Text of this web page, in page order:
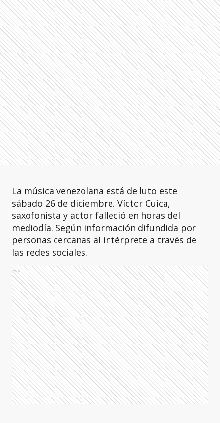
La música venezolana está de luto este
sábado 26 de diciembre. Víctor Cuica,
saxofonista y actor falleció en horas del
mediodía. Según información difundida por
personas cercanas al intérprete a través de
las redes sociales.
Ads